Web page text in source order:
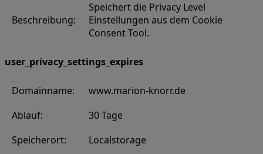
Beschreibung:
Speichert die Privacy Level
Einstellungen aus dem Cookie
Consent Tool.
user_privacy_settings_expires
Domainname:
www.marion-knorr.de
Ablauf:
30 Tage
Speicherort:
Localstorage